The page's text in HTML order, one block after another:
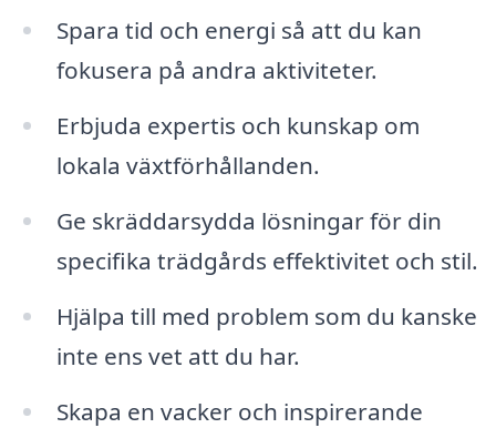
Spara tid och energi så att du kan
fokusera på andra aktiviteter.
Erbjuda expertis och kunskap om
lokala växtförhållanden.
Ge skräddarsydda lösningar för din
specifika trädgårds effektivitet och stil.
Hjälpa till med problem som du kanske
inte ens vet att du har.
Skapa en vacker och inspirerande